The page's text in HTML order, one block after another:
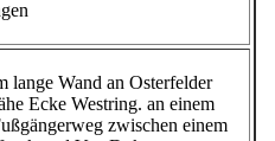
lange Wand an Osterfelder
Ecke Westring. an einem
zwischen einem